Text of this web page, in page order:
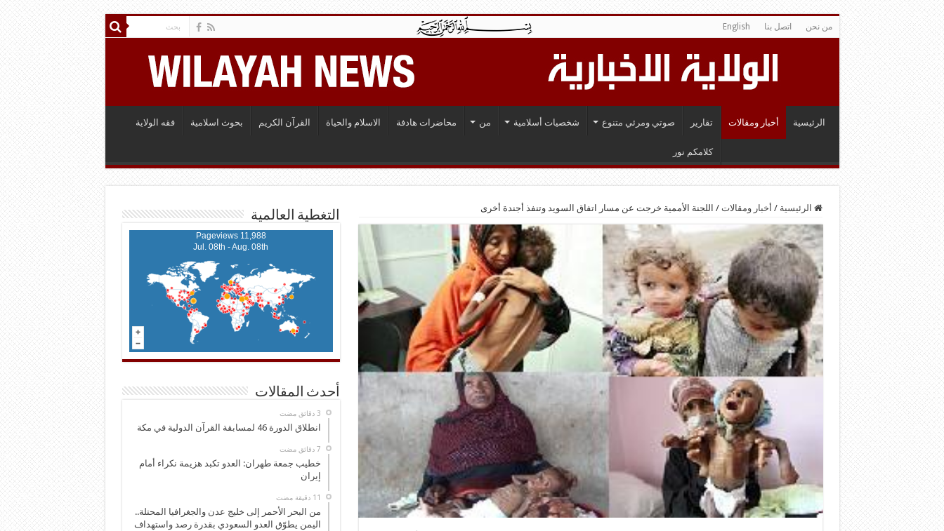
من نحن اتصل بنا English
الرئيسية أخبار ومقالات تقارير صوتي ومرئي متنوع شخصيات أسلامية من محاضرات هادفة الاسلام والحياة القرآن الكريم بحوث اسلامية فقه الولاية
كلامكم نور
الرئيسية / أخبار ومقالات / اللجنة الأممية خرجت عن مسار اتفاق السويد وتنفذ أجندة أخرى
التغطية العالمية
11,988 Pageviews
Jul. 08th - Aug. 08th
أحدث المقالات
انطلاق الدورة 46 لمسابقة القرآن الدولية في مكة
خطيب جمعة طهران: العدو تكبد هزيمة نكراء أمام
إيران
من البحر الأحمر إلى خليج عدن والجغرافيا المحتلة..
اليمن يطوّق العدو السعودي بقدرة رصد واستهداف